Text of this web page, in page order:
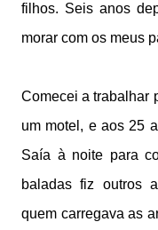
filhos. Seis anos
morar com os meus
Comecei a trabalhar
um motel, e aos 25
Saía à noite para
baladas fiz outros
quem carregava as